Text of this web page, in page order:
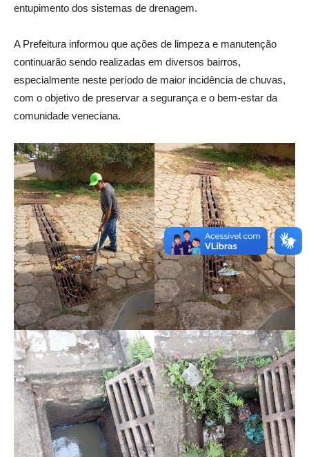
entupimento dos sistemas de drenagem.
A Prefeitura informou que ações de limpeza e manutenção
continuarão sendo realizadas em diversos bairros,
especialmente neste período de maior incidência de chuvas,
com o objetivo de preservar a segurança e o bem-estar da
comunidade veneciana.